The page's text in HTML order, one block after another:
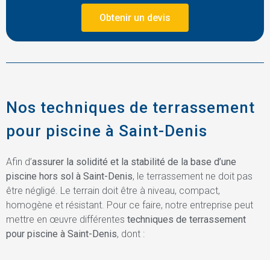
Obtenir un devis
Nos techniques de terrassement
pour piscine à Saint-Denis
Afin d’assurer la solidité et la stabilité de la base d’une
piscine hors sol à Saint-Denis, le terrassement ne doit pas
être négligé. Le terrain doit être à niveau, compact,
homogène et résistant. Pour ce faire, notre entreprise peut
mettre en œuvre différentes techniques de terrassement
pour piscine à Saint-Denis, dont :